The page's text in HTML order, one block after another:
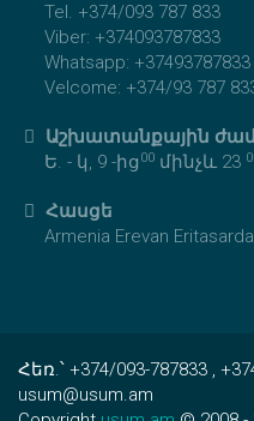
Tel. +374/093 787 833
Viber: +374093787833
Whatsapp: +37493787833
Velcome: +374/93 787
Աշխատանքային
Ե. - կ, 9 -ից 00 մինչև 23
Հասցե
Armenia Erevan
Հեռ.՝ +374/093-787833 ,
usum@usum.am